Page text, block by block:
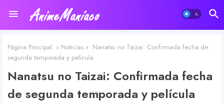
Página Principal Noticias
Nanatsu no Taizai: Confirmada fecha de
segunda temporada y película
Nanatsu no Taizai: Confirmada fecha
de segunda temporada y película